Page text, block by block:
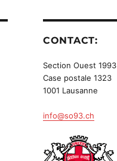
CONTACT:
Section Ouest 1993
Case postale 1323
1001 Lausanne
info@so93.ch